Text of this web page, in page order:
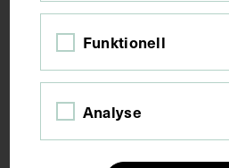
Kurzbeschreibung
Funktionell
Analyse